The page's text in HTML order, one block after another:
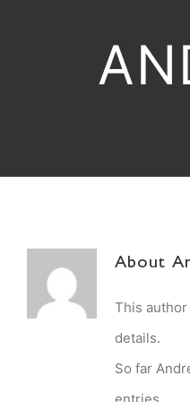
About
This
details.
So far